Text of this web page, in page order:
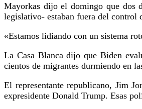
Mayorkas dijo el domingo que dos
legislativo- estaban fuera del control
«Estamos lidiando con un sistema
La Casa Blanca dijo que Biden
cientos de migrantes durmiendo en
El representante republicano, Jim
expresidente Donald Trump. Esas